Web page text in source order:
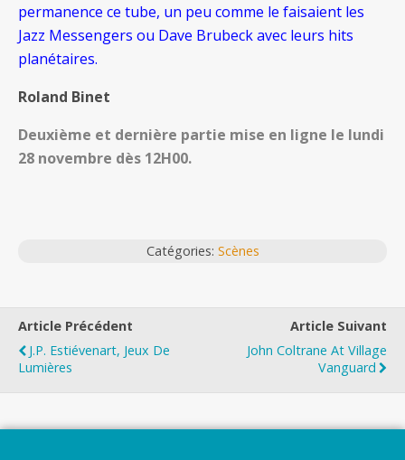
permanence ce tube, un peu comme le faisaient les
Jazz Messengers ou Dave Brubeck avec leurs hits
planétaires.
Roland Binet
Deuxième et dernière partie mise en ligne le lundi
28 novembre dès 12H00.
Catégories: Scènes
Article Précédent
J.P. Estiévenart, Jeux De
Lumières
Article Suivant
John Coltrane At Village
Vanguard